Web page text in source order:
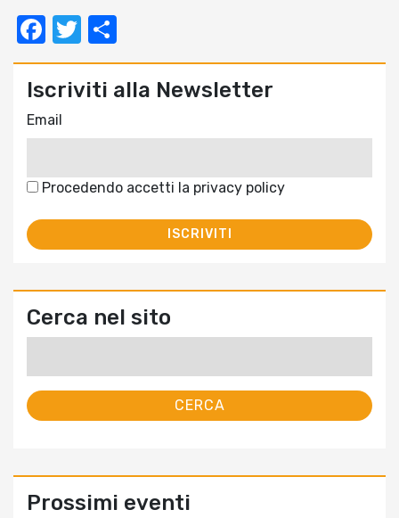
Facebook
Twitter
Iscriviti alla Newsletter
Email
Procedendo accetti la privacy policy
Cerca nel sito
Prossimi eventi